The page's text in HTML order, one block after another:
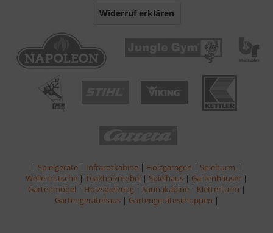
Widerruf erklären
| Spielgeräte | Infrarotkabine | Holzgaragen | Spielturm |
Wellenrutsche | Teakholzmöbel | Spielhaus | Gartenhäuser |
Gartenmöbel | Holzspielzeug | Saunakabine | Kletterturm |
Gartengerätehaus | Gartengeräteschuppen |